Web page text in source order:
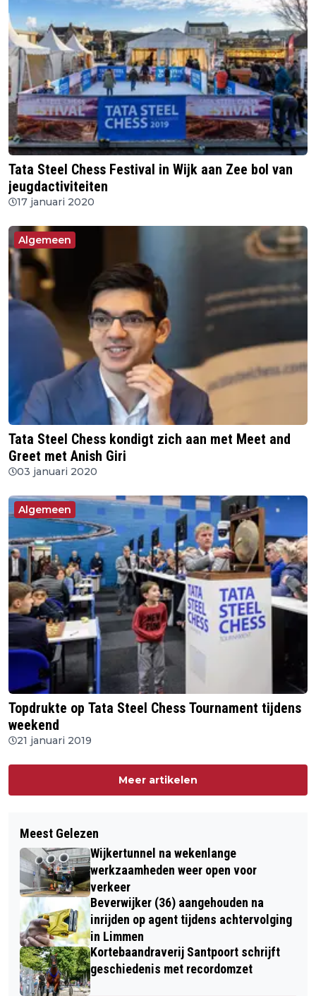
Tata Steel Chess Festival in Wijk aan Zee bol van
jeugdactiviteiten
17 januari 2020
Algemeen
Tata Steel Chess kondigt zich aan met Meet and
Greet met Anish Giri
03 januari 2020
Algemeen
Topdrukte op Tata Steel Chess Tournament tijdens
weekend
21 januari 2019
Meer artikelen
Meest Gelezen
Wijkertunnel na wekenlange
werkzaamheden weer open voor
verkeer
Beverwijker (36) aangehouden na
inrijden op agent tijdens achtervolging
in Limmen
Kortebaandraverij Santpoort schrijft
geschiedenis met recordomzet